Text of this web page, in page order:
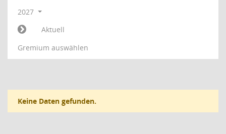
2027
Aktuell
Gremium auswählen
Keine Daten gefunden.